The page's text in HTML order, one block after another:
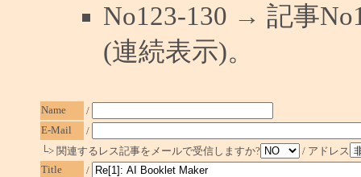
No123-130 → 記事
(連続表示)。
Name
/
E-Mail
/
└> 関連するレス記事をメールで受信しますか?
/ アドレス
Title
/